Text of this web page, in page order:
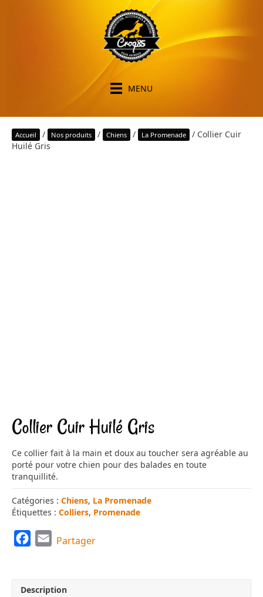
MENU
Accueil / Nos produits / Chiens / La Promenade
/ Collier Cuir
Huilé Gris
Collier Cuir Huilé Gris
Ce collier fait à la main et doux au toucher sera agréable au
porté pour votre chien pour des balades en toute
tranquillité.
Catégories : Chiens, La Promenade
Étiquettes : Colliers, Promenade
e
i
Partager
Description